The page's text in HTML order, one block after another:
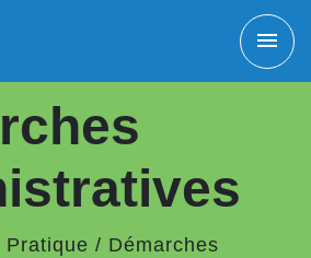
menu
Pratique / Démarches